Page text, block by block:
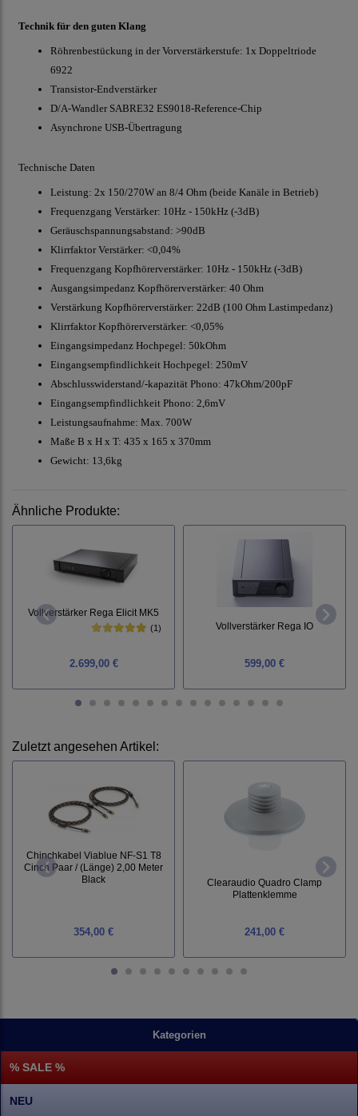
Kategorien
% SALE %
NEU
Technik für den guten Klang
Röhrenbestückung in der Vorverstärkerstufe: 1x Doppeltriode
6922
Transistor-Endverstärker
D/A-Wandler SABRE32 ES9018-Reference-Chip
Asynchrone USB-Übertragung
Technische Daten
Leistung: 2x 150/270W an 8/4 Ohm (beide Kanäle in Betrieb)
Frequenzgang Verstärker: 10Hz - 150kHz (-3dB)
Geräuschspannungsabstand: >90dB
Klirrfaktor Verstärker: <0,04%
Frequenzgang Kopfhörerverstärker: 10Hz - 150kHz (-3dB)
Ausgangsimpedanz Kopfhörerverstärker: 40 Ohm
Verstärkung Kopfhörerverstärker: 22dB (100 Ohm Lastimpedanz)
Klirrfaktor Kopfhörerverstärker: <0,05%
Eingangsimpedanz Hochpegel: 50kOhm
Eingangsempfindlichkeit Hochpegel: 250mV
Abschlusswiderstand/-kapazität Phono: 47kOhm/200pF
Eingangsempfindlichkeit Phono: 2,6mV
Leistungsaufnahme: Max. 700W
Maße B x H x T: 435 x 165 x 370mm
Gewicht: 13,6kg
Ähnliche Produkte:
Vollverstärker Rega Elicit MK5
(1)
2.699,00 €
Vollverstärker Rega IO
599,00 €
Zuletzt angesehen Artikel:
Chinchkabel Viablue NF-S1 T8
Cinch Paar / (Länge) 2,00 Meter
Black
354,00 €
Clearaudio Quadro Clamp
Plattenklemme
241,00 €